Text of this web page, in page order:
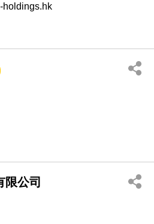
holdings.hk
限公司